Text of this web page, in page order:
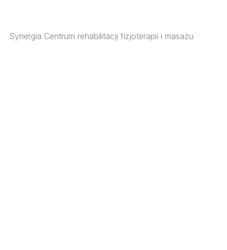
Synergia Centrum rehabilitacji fizjoterapii i masażu